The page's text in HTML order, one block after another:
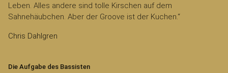
Leben. Alles andere sind tolle Kirschen auf dem
Sahnehäubchen. Aber der Groove ist der Kuchen.“
Chris Dahlgren
Die Aufgabe des Bassisten